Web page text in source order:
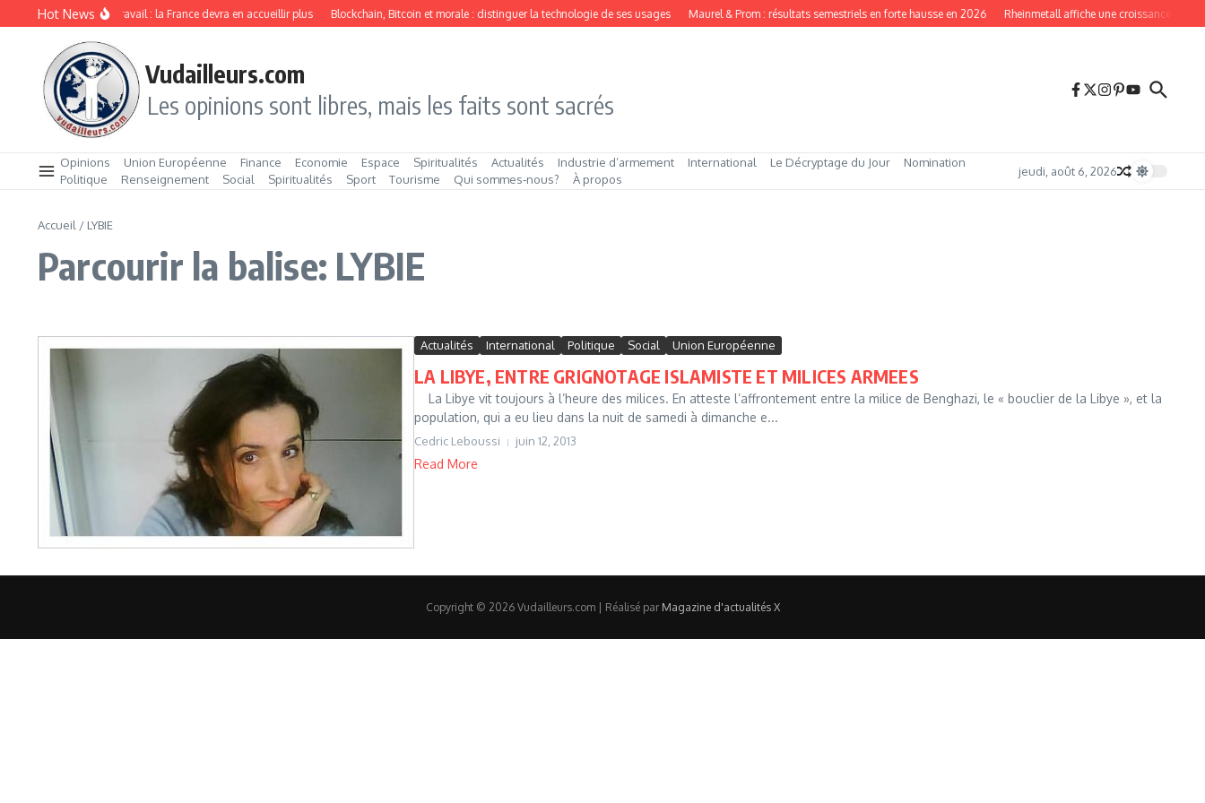
Aller au contenu
Hot News
Immigration de travail : la France devra en accueillir plus Blockchain, Bitcoin et morale : distinguer la technologie de ses usages Maurel & Prom : résultats semestriels en forte hausse en 2026 Rheinmetall affiche une croissance record
Vudailleurs.com
Les opinions sont libres, mais les faits sont sacrés
Opinions Union Européenne Finance Economie Espace Spiritualités Actualités Industrie d’armement International Le Décryptage du Jour
Nomination
Politique
Renseignement Social Spiritualités Sport Tourisme Qui sommes‑nous? À propos
jeudi, août 6, 2026
Accueil / LYBIE
Parcourir la balise: LYBIE
Actualités International Politique Social Union Européenne
LA LIBYE, ENTRE GRIGNOTAGE ISLAMISTE ET MILICES ARMEES
La Libye vit toujours à l’heure des milices. En atteste l’affrontement entre la milice de Benghazi, le « bouclier de la Libye », et la
population, qui a eu lieu dans la nuit de samedi à dimanche e...
Cedric Leboussi juin 12, 2013
Read More
Copyright © 2026 Vudailleurs.com | Réalisé par Magazine d'actualités X